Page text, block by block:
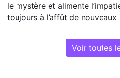
le mystère et alimente
toujours à l’affût de nouveaux
Voir toutes